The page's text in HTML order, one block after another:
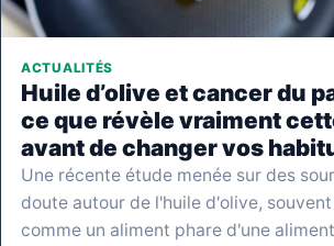
ACTUALITÉS
Huile d’olive et cancer du
ce que révèle vraiment
avant de changer vos
Une récente étude menée sur des
doute autour de l'huile d'olive,
comme un aliment phare d'une